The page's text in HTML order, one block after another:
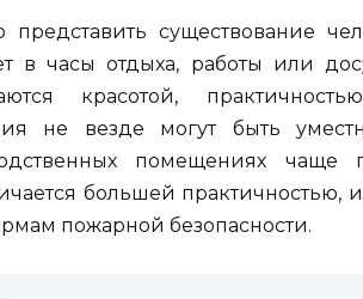
существование
в часы отдыха, работы или
красотой,
не везде могут быть
помещениях чаще
большей практичностью,
пожарной безопасности.